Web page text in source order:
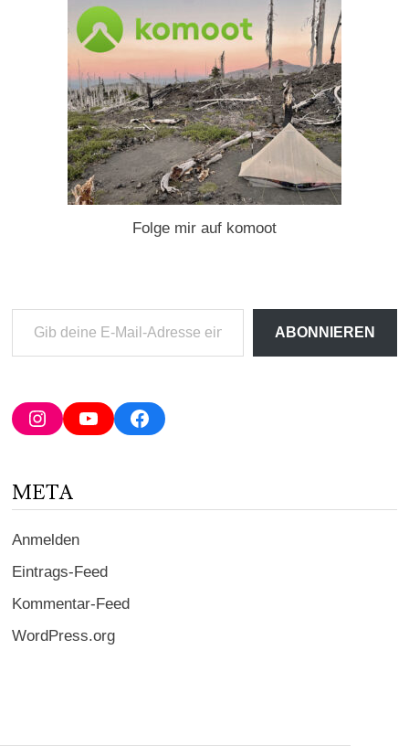
Folge mir auf komoot
deine
Adresse
ein ...
ABONNIEREN
InstagramYouTubeFacebook
META
Anmelden
Eintrags-Feed
Kommentar-Feed
WordPress.org